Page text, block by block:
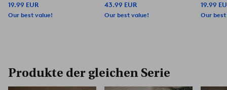
19.99 EUR
Our best value!
43.99 EUR
Our best value!
19.99
Our
Produkte der gleichen Serie